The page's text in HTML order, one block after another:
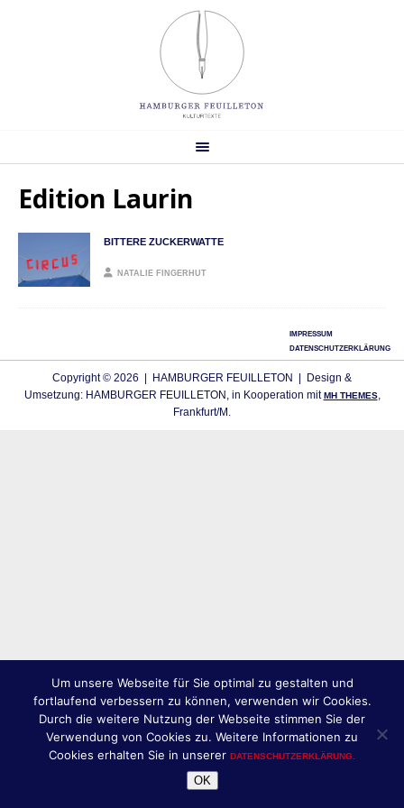
Edition Laurin
BITTERE ZUCKERWATTE
NATALIE FINGERHUT
IMPRESSUM
DATENSCHUTZERKLÄRUNG
Copyright © 2026 | HAMBURGER FEUILLETON | Design &
Umsetzung: HAMBURGER FEUILLETON, in Kooperation mitMH THEMES,
Frankfurt/M.
Um unsere Webseite für Sie optimal zu gestalten und
fortlaufend verbessern zu können, verwenden wir Cookies.
Durch die weitere Nutzung der Webseite stimmen Sie der
Verwendung von Cookies zu. Weitere Informationen zu
Cookies erhalten Sie in unserer DATENSCHUTZERKLÄRUNG.
OK